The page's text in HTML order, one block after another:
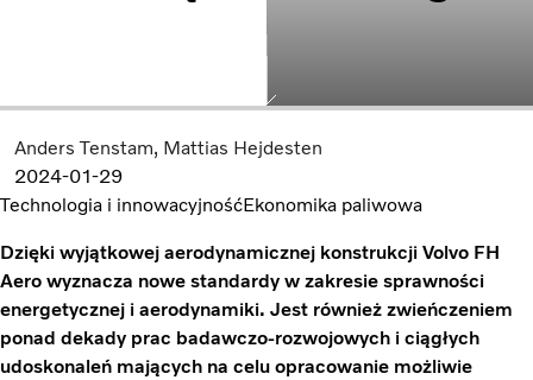
Anders Tenstam Mattias Hejdesten
2024-01-29
Technologia i innowacyjnośćEkonomika paliwowa
Dzięki wyjątkowej aerodynamicznej konstrukcji Volvo FH
Aero wyznacza nowe standardy w zakresie sprawności
energetycznej i aerodynamiki. Jest również zwieńczeniem
ponad dekady prac badawczo-rozwojowych i ciągłych
udoskonaleń mających na celu opracowanie możliwie